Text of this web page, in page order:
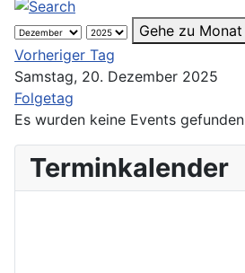
Gehe zu Monat
Vorheriger Tag
Samstag, 20. Dezember 2025
Folgetag
Es wurden keine Events gefunden
Terminkalender